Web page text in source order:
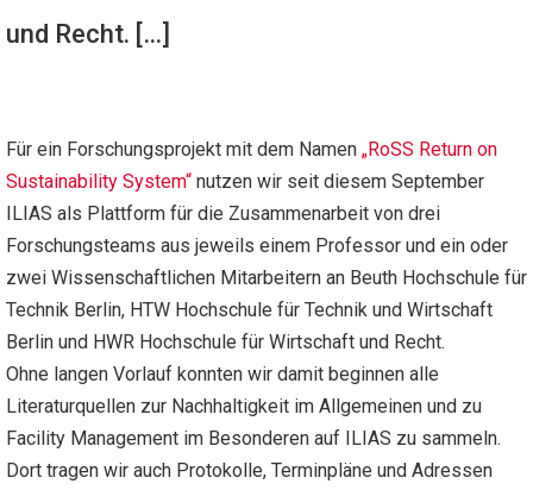
und Recht. […]
Für ein Forschungsprojekt mit dem Namen „RoSS Return on
Sustainability System“ nutzen wir seit diesem September
ILIAS als Plattform für die Zusammenarbeit von drei
Forschungsteams aus jeweils einem Professor und ein oder
zwei Wissenschaftlichen Mitarbeitern an Beuth Hochschule für
Technik Berlin, HTW Hochschule für Technik und Wirtschaft
Berlin und HWR Hochschule für Wirtschaft und Recht.
Ohne langen Vorlauf konnten wir damit beginnen alle
Literaturquellen zur Nachhaltigkeit im Allgemeinen und zu
Facility Management im Besonderen auf ILIAS zu sammeln.
Dort tragen wir auch Protokolle, Terminpläne und Adressen